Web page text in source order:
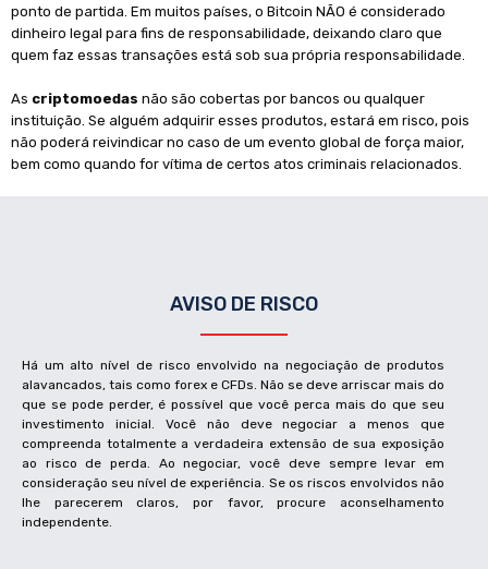
ponto de partida. Em muitos países, o Bitcoin NÃO é considerado
dinheiro legal para fins de responsabilidade, deixando claro que
quem faz essas transações está sob sua própria responsabilidade.
As criptomoedas não são cobertas por bancos ou qualquer
instituição. Se alguém adquirir esses produtos, estará em risco, pois
não poderá reivindicar no caso de um evento global de força maior,
bem como quando for vítima de certos atos criminais relacionados.
AVISO DE RISCO
Há um alto nível de risco envolvido na negociação de produtos
alavancados, tais como forex e CFDs. Não se deve arriscar mais do
que se pode perder, é possível que você perca mais do que seu
investimento inicial. Você não deve negociar a menos que
compreenda totalmente a verdadeira extensão de sua exposição
ao risco de perda. Ao negociar, você deve sempre levar em
consideração seu nível de experiência. Se os riscos envolvidos não
lhe parecerem claros, por favor, procure aconselhamento
independente.